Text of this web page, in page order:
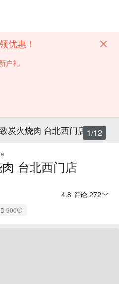
优惠！
户礼
炭火烧肉 台北西门店
台北西门店
4.8 评论 272
900
1/12